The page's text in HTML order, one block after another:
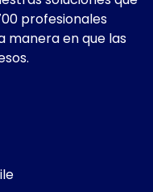
profesionales
manera en que las